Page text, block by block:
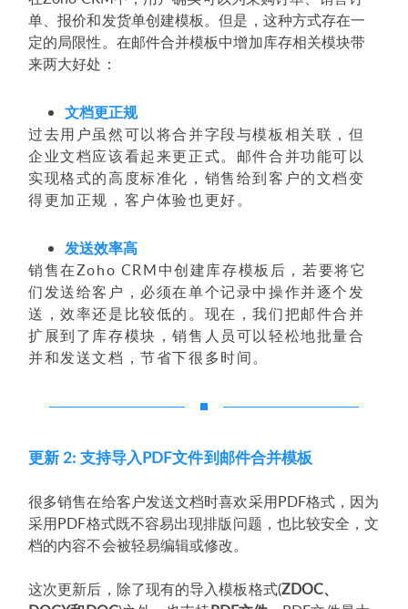
单、报价和发货单创建模板。但是，这种方式存在一
定的局限性。在邮件合并模板中增加库存相关模块带
来两大好处：
文档更正规
过去用户虽然可以将合并字段与模板相关联，但
企业文档应该看起来更正式。邮件合并功能可以
实现格式的高度标准化，销售给到客户的文档变
得更加正规，客户体验也更好。
发送效率高
销售在Zoho CRM中创建库存模板后，若要将它
们发送给客户，必须在单个记录中操作并逐个发
送，效率还是比较低的。现在，我们把邮件合并
扩展到了库存模块，销售人员可以轻松地批量合
并和发送文档，节省下很多时间。
更新 2: 支持导入PDF文件到邮件合并模板
很多销售在给客户发送文档时喜欢采用PDF格式，因为
采用PDF格式既不容易出现排版问题，也比较安全，文
档的内容不会被轻易编辑或修改。
这次更新后，除了现有的导入模板格式(ZDOC、